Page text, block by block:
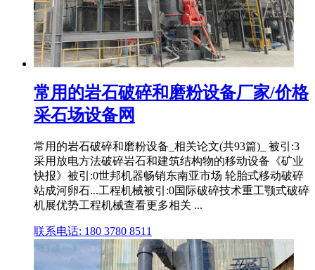
常用的岩石破碎和磨粉设备厂家/价格
采石场设备网
常用的岩石破碎和磨粉设备_相关论文(共93篇)_ 被引:3
采用放电方法破碎岩石和建筑结构物的移动设备《矿业
快报》被引:0世邦机器畅销东南亚市场 轮胎式移动破碎
站成河卵石...工程机械被引:0国际破碎技术重工颚式破碎
机展优势工程机械查看更多相关 ...
联系电话: 180 3780 8511